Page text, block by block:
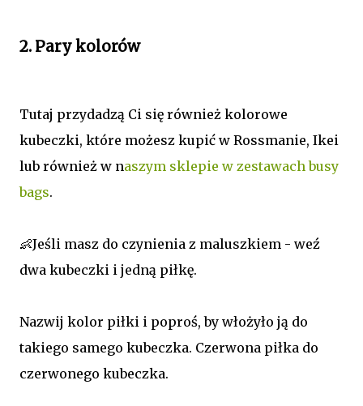
2. Pary kolorów
Tutaj przydadzą Ci się również kolorowe
kubeczki, które możesz kupić w Rossmanie, Ikei
lub również w naszym sklepie w zestawach busy
bags.
👶Jeśli masz do czynienia z maluszkiem - weź
dwa kubeczki i jedną piłkę.
Nazwij kolor piłki i poproś, by włożyło ją do
takiego samego kubeczka. Czerwona piłka do
czerwonego kubeczka.